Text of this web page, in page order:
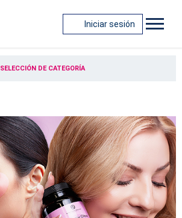
Iniciar sesión
SELECCIÓN DE CATEGORÍA